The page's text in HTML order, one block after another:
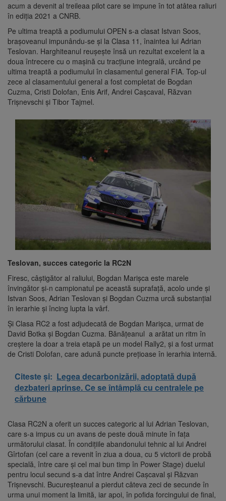
acum a devenit al treileaa pilot care se impune în tot atâtea raliuri
în ediția 2021 a CNRB.
Pe ultima treaptă a podiumului OPEN s-a clasat Istvan Soos,
brașoveanul impunându-se și la Clasa 11, înaintea lui Adrian
Teslovan. Harghiteanul reușește însă un rezultat excelent la a
doua întrecere cu o mașină cu tracțiune integrală, urcând pe
ultima treaptă a podiumului în clasamentul general FIA. Top-ul
zece al clasamentului general a fost completat de Bogdan
Cuzma, Cristi Dolofan, Enis Arif, Andrei Cașcaval, Răzvan
Trișnevschi și Tibor Tajmel.
Teslovan, succes categoric la RC2N
Firesc, câștigător al raliului, Bogdan Marișca este marele
învingător și-n campionatul pe această suprafață, acolo unde și
Istvan Soos, Adrian Teslovan și Bogdan Cuzma urcă substanțial
în ierarhie și încing lupta la vârf.
Și Clasa RC2 a fost adjudecată de Bogdan Marișca, urmat de
David Botka și Bogdan Cuzma. Bănățeanul a arătat un ritm în
creștere la doar a treia etapă pe un model Rally2, și a fost urmat
de Cristi Dolofan, care adună puncte prețioase în ierarhia internă.
Citeste și: Legea decarbonizării, adoptată după
dezbateri aprinse. Ce se întâmplă cu centralele pe
cărbune
Clasa RC2N a oferit un succes categoric al lui Adrian Teslovan,
care s-a impus cu un avans de peste două minute în fața
următorului clasat. În condițiile abandonului tehnic al lui Andrei
Gîrtofan (cel care a revenit în ziua a doua, cu 5 victorii de probă
specială, între care și cel mai bun timp în Power Stage) duelul
pentru locul secund s-a dat între Andrei Cașcaval și Răzvan
Trișnevschi. Bucureșteanul a pierdut câteva zeci de secunde în
urma unui moment la limită, iar apoi, în pofida forcingului de final,